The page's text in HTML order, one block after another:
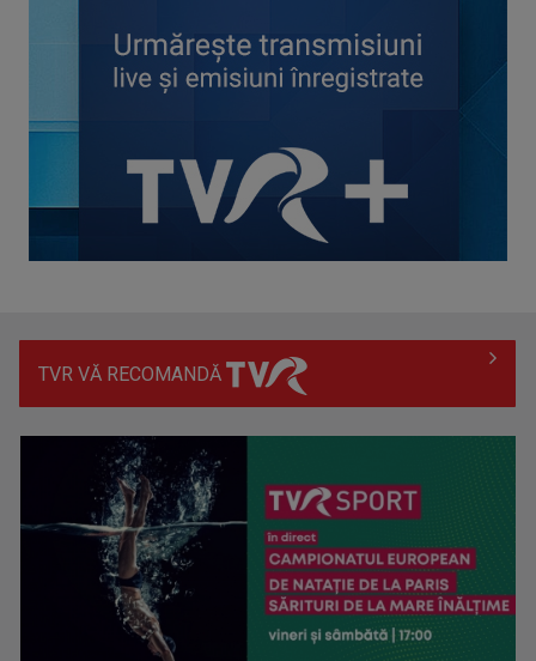
Piesa „Inimă, nu fi de piatră” a Corinei Chiriac ia argintul în
TVR VĂ RECOMANDĂ